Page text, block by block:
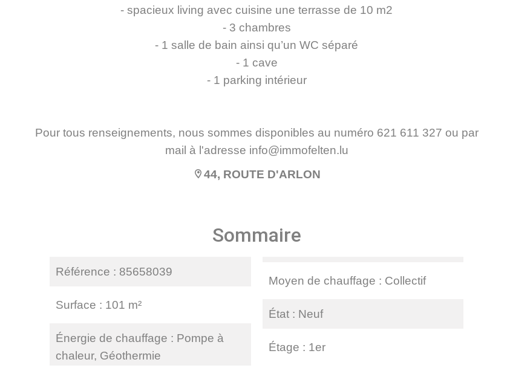
- spacieux living avec cuisine une terrasse de 10 m2
- 3 chambres
- 1 salle de bain ainsi qu’un WC séparé
- 1 cave
- 1 parking intérieur
Pour tous renseignements, nous sommes disponibles au numéro 621 611 327 ou par
mail à l'adresse info@immofelten.lu
44, ROUTE D'ARLON
Sommaire
Référence 85658039
Surface 101 m²
Énergie de chauffage
Pompe à
chaleur, Géothermie
Moyen de chauffage Collectif
État Neuf
Étage 1er